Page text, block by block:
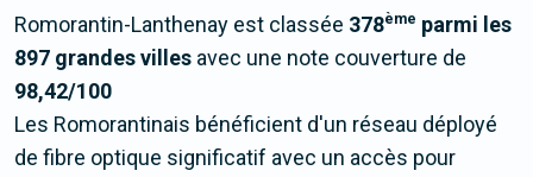
Romorantin-Lanthenay est classée 378ème parmi les
897 grandes villes avec une note couverture de
98,42/100
Les Romorantinais bénéficient d'un réseau déployé
de fibre optique significatif avec un accès pour